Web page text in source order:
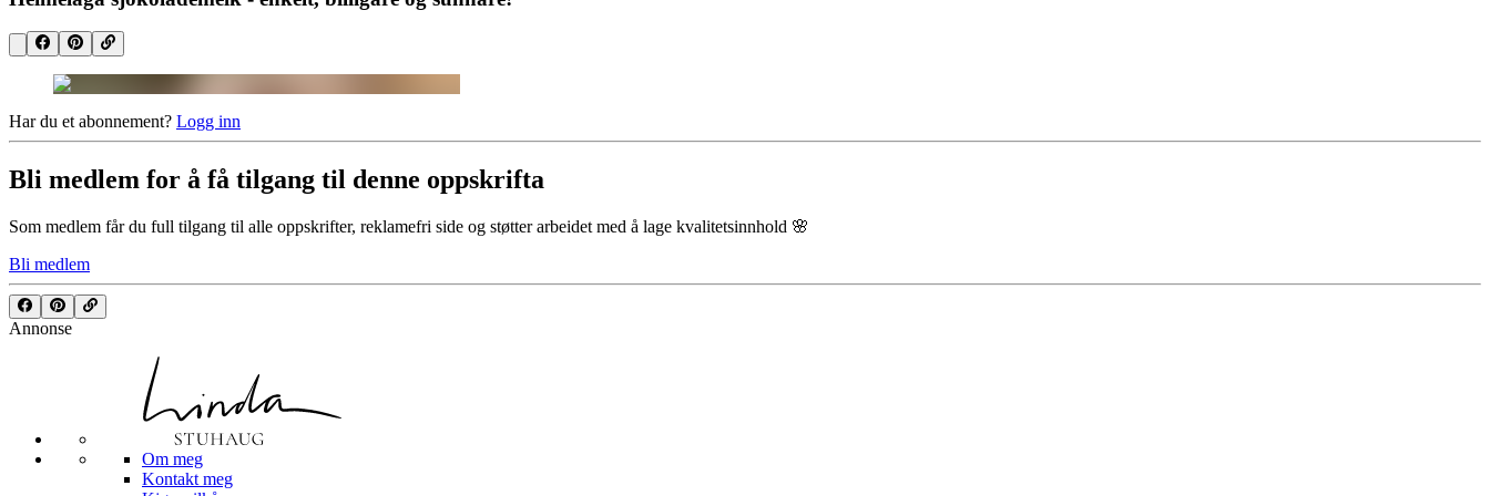
Har du et abonnement? Logg inn
Bli medlem for å få tilgang til denne oppskrifta
Som medlem får du full tilgang til alle oppskrifter, reklamefri side og støtter arbeidet med å lage kvalitetsinnhold 🌸
Bli medlem
Annonse
Om meg
Kontakt meg